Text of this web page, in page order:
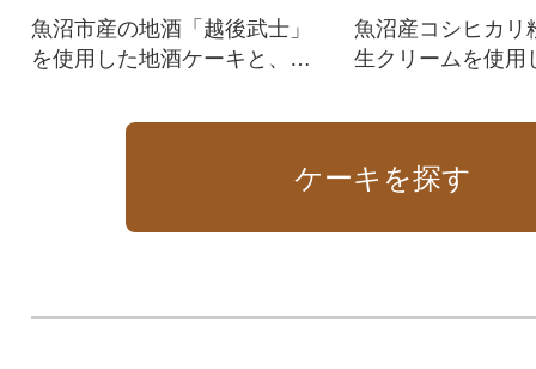
魚沼市産の地酒「越後武士」
を使用した地酒ケーキと、魚
レのセット。
魚沼産コシヒカリ
生クリームを使用
です。
ケーキを探す